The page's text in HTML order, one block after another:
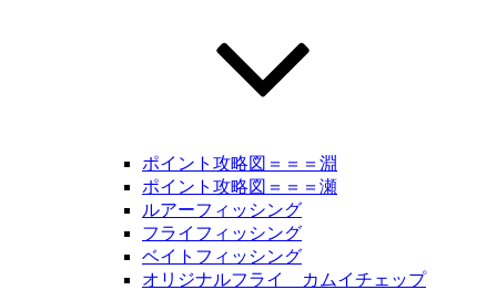
ポイント攻略図＝＝＝淵
ポイント攻略図＝＝＝瀬
ルアーフィッシング
フライフィッシング
ベイトフィッシング
オリジナルフライ カムイチェップ